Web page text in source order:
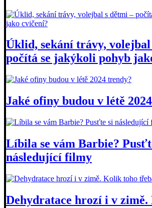
Úklid, sekání trávy, volejbal
počítá se jakýkoli pohyb
Jaké ofiny budou v létě
Líbila se vám Barbie?
následující filmy
Dehydratace hrozí i v